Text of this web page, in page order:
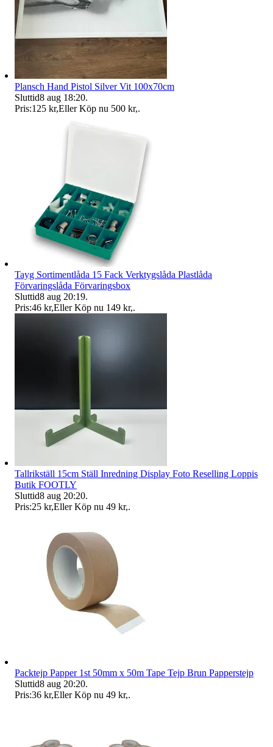
Plansch Hand Pistol Silver Vit 100x70cm
Sluttid8 aug 18:20.
Pris:125 kr,Eller Köp nu 500 kr,.
Tayg Sortimentlåda 15 Fack Verktygslåda Plastlåda
Förvaringslåda Förvaringsbox
Sluttid8 aug 20:19.
Pris:46 kr,Eller Köp nu 149 kr,.
Tallrikställ 15cm Ställ Inredning Display Foto Reselling Loppis
Butik FOOTLY
Sluttid8 aug 20:20.
Pris:25 kr,Eller Köp nu 49 kr,.
Packtejp Papper 1st 50mm x 50m Tape Tejp Brun Papperstejp
Sluttid8 aug 20:20.
Pris:36 kr,Eller Köp nu 49 kr,.